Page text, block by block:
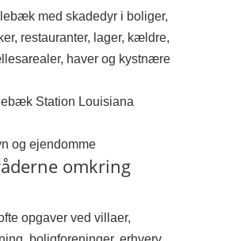
med skadedyr i boliger,
restauranter, lager, kældre,
haver og kystnære
Station Louisiana
og ejendomme
omkring
opgaver ved villaer,